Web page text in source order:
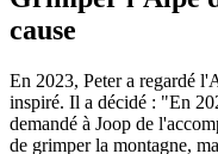
cause
En 2023, Peter a regardé
inspiré. Il a décidé : "En
demandé à Joop de
de grimper la montagne,